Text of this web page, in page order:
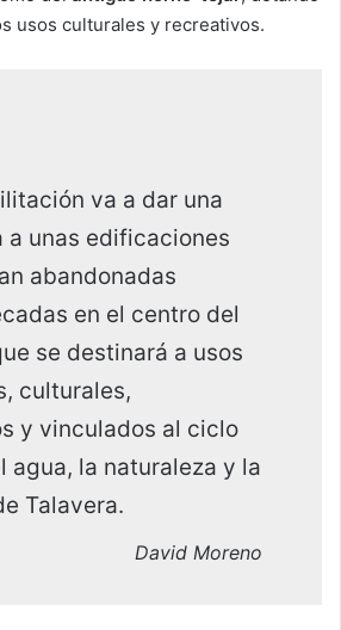
usos culturales y recreativos.
va a dar una
a unas edificaciones
abandonadas
en el centro del
se destinará a usos
culturales,
y vinculados al ciclo
agua, la naturaleza y la
Talavera.
David Moreno